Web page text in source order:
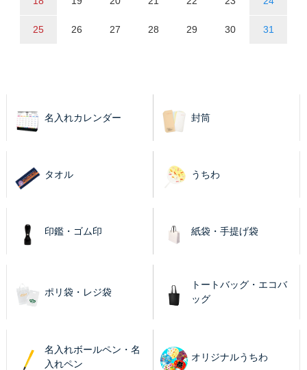
25 26 27 28 29 30 31
名入れカレンダー 封筒
タオル うちわ
印鑑・ゴム印 紙袋・手提げ袋
ポリ袋・レジ袋
トートバッグ・エコバ
ッグ
名入れボールペン・名
入れペン
オリジナルうちわ